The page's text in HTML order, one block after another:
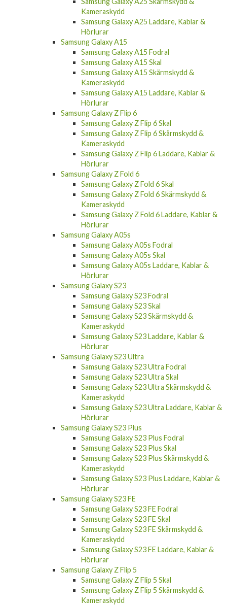
Kameraskydd
Samsung Galaxy A25 Laddare, Kablar &
Hörlurar
Samsung Galaxy A15
Samsung Galaxy A15 Fodral
Samsung Galaxy A15 Skal
Samsung Galaxy A15 Skärmskydd &
Kameraskydd
Samsung Galaxy A15 Laddare, Kablar &
Hörlurar
Samsung Galaxy Z Flip 6
Samsung Galaxy Z Flip 6 Skal
Samsung Galaxy Z Flip 6 Skärmskydd &
Kameraskydd
Samsung Galaxy Z Flip 6 Laddare, Kablar &
Hörlurar
Samsung Galaxy Z Fold 6
Samsung Galaxy Z Fold 6 Skal
Samsung Galaxy Z Fold 6 Skärmskydd &
Kameraskydd
Samsung Galaxy Z Fold 6 Laddare, Kablar &
Hörlurar
Samsung Galaxy A05s
Samsung Galaxy A05s Fodral
Samsung Galaxy A05s Skal
Samsung Galaxy A05s Laddare, Kablar &
Hörlurar
Samsung Galaxy S23
Samsung Galaxy S23 Fodral
Samsung Galaxy S23 Skal
Samsung Galaxy S23 Skärmskydd &
Kameraskydd
Samsung Galaxy S23 Laddare, Kablar &
Hörlurar
Samsung Galaxy S23 Ultra
Samsung Galaxy S23 Ultra Fodral
Samsung Galaxy S23 Ultra Skal
Samsung Galaxy S23 Ultra Skärmskydd &
Kameraskydd
Samsung Galaxy S23 Ultra Laddare, Kablar &
Hörlurar
Samsung Galaxy S23 Plus
Samsung Galaxy S23 Plus Fodral
Samsung Galaxy S23 Plus Skal
Samsung Galaxy S23 Plus Skärmskydd &
Kameraskydd
Samsung Galaxy S23 Plus Laddare, Kablar &
Hörlurar
Samsung Galaxy S23 FE
Samsung Galaxy S23 FE Fodral
Samsung Galaxy S23 FE Skal
Samsung Galaxy S23 FE Skärmskydd &
Kameraskydd
Samsung Galaxy S23 FE Laddare, Kablar &
Hörlurar
Samsung Galaxy Z Flip 5
Samsung Galaxy Z Flip 5 Skal
Samsung Galaxy Z Flip 5 Skärmskydd &
Kameraskydd